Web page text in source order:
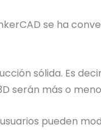
se ha
sólida. Es
serán más o
pueden